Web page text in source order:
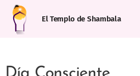
El Templo de Shambala